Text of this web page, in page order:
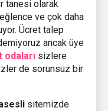
tanesi olarak
eğlence ve çok daha
Ücret talep
ancak üye
odaları sizlere
de sorunsuz bir
sitemizde